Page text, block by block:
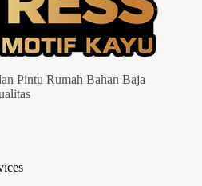
Pintu Rumah Bahan Baja